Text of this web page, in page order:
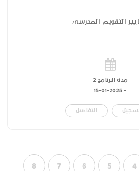
التقويم المدرسي
مدة البرنامج 2
-
15-01-2025
التفاصيل
4
5
6
7
8